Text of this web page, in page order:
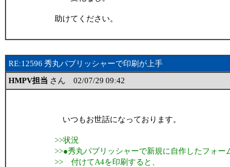
助けてください。
RE:12596 秀丸パブリッシャーで印刷が上手
HMPV担当 さん 02/07/29 09:42
いつもお世話になっております。
>>状況
>>●秀丸パブリッシャーで新規に自作したフォー
>> 付けてA4を印刷すると、